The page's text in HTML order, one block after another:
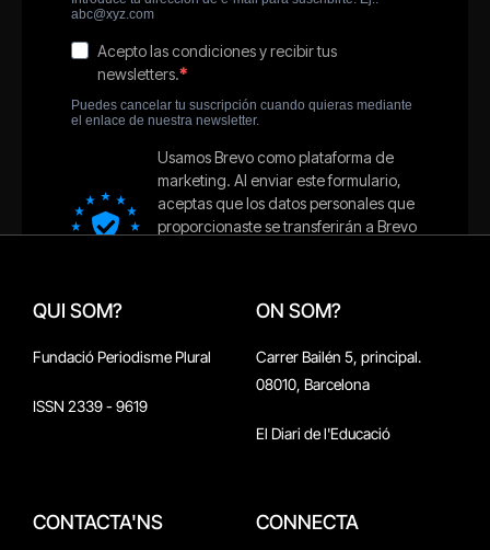
QUI SOM?
Fundació Periodisme Plural
ISSN 2339 - 9619
ON SOM?
Carrer Bailén 5, principal.
08010, Barcelona
El Diari de l'Educació
CONTACTA'NS CONNECTA